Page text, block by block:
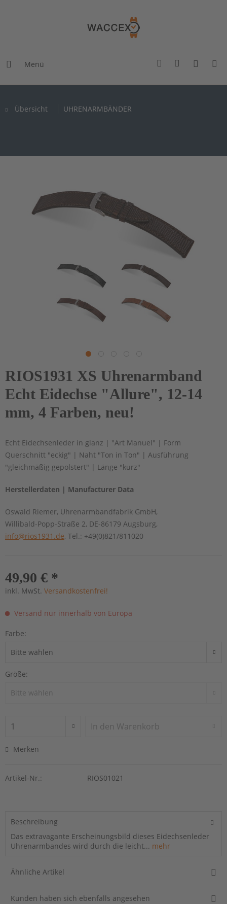
Menü
Übersicht UHRENARMBÄNDER
RIOS1931 XS Uhrenarmband
Echt Eidechse "Allure", 12-14
mm, 4 Farben, neu!
Echt Eidechsenleder in glanz | "Art Manuel" | Form
Querschnitt "eckig" | Naht "Ton in Ton" | Ausführung
"gleichmäßig gepolstert" | Länge "kurz"
Herstellerdaten | Manufacturer Data
Oswald Riemer, Uhrenarmbandfabrik GmbH,
Willibald-Popp-Straße 2, DE-86179 Augsburg,
info@rios1931.de, Tel.: +49(0)821/811020
49,90 € *
inkl. MwSt. Versandkostenfrei!
Versand nur innerhalb von Europa
Farbe:
Größe:
In den Warenkorb
Merken
Artikel-Nr.: RIOS01021
Beschreibung
Das extravagante Erscheinungsbild dieses Eidechsenleder
Uhrenarmbandes wird durch die leicht... mehr
Ähnliche Artikel
Kunden haben sich ebenfalls angesehen